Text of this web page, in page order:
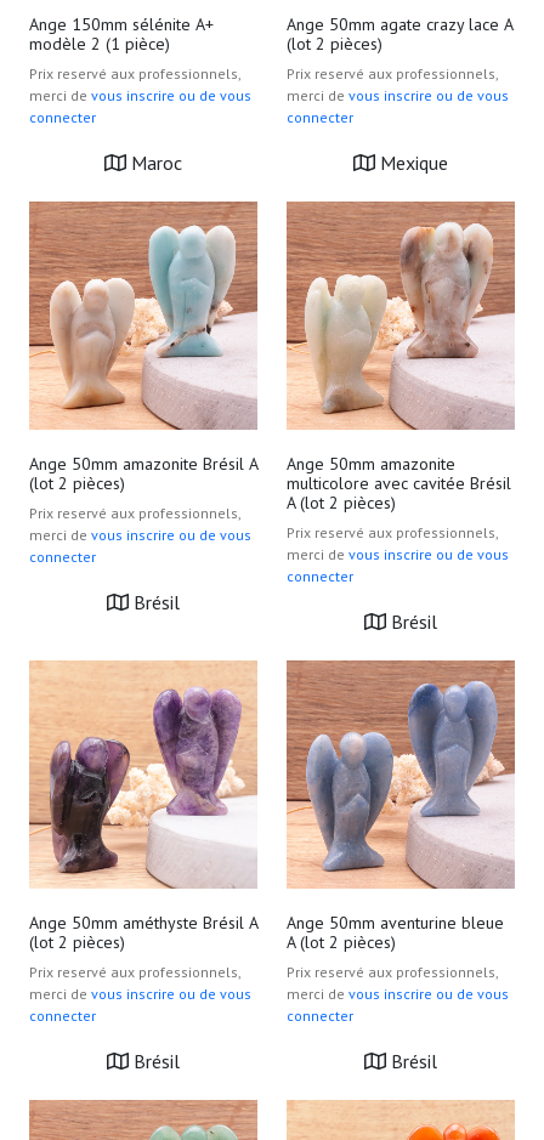
Ange 150mm sélénite A+
modèle 2 (1 pièce)
Prix reservé aux professionnels,
merci de vous inscrire ou de vous
connecter
Maroc
Ange 50mm agate crazy lace A
(lot 2 pièces)
Prix reservé aux professionnels,
merci de vous inscrire ou de vous
connecter
Mexique
Ange 50mm amazonite Brésil A
(lot 2 pièces)
Prix reservé aux professionnels,
merci de vous inscrire ou de vous
connecter
Brésil
Ange 50mm amazonite
multicolore avec cavitée Brésil
A (lot 2 pièces)
Prix reservé aux professionnels,
merci de vous inscrire ou de vous
connecter
Brésil
Ange 50mm améthyste Brésil A
(lot 2 pièces)
Prix reservé aux professionnels,
merci de vous inscrire ou de vous
connecter
Brésil
Ange 50mm aventurine bleue
A (lot 2 pièces)
Prix reservé aux professionnels,
merci de vous inscrire ou de vous
connecter
Brésil